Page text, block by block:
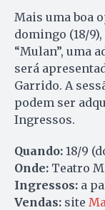
Mais uma boa
domingo (18/
“Mulan”, uma
será
Garrido. A
podem ser
Ingressos.
Quando: 18/9
Onde: Teatro
Ingressos: a
Vendas: site